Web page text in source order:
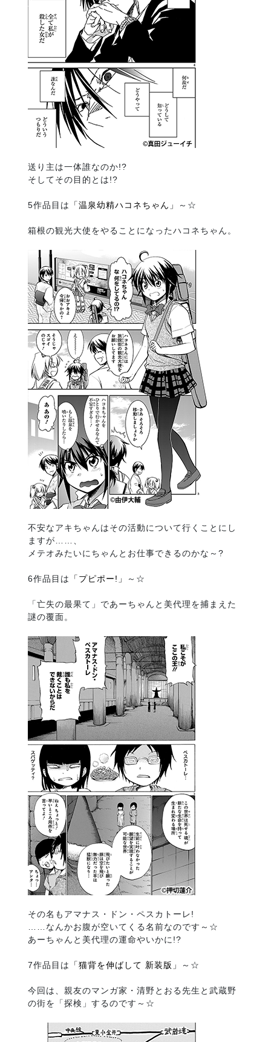
送り主は一体誰なのか!?
そしてその目的とは!?
5作品目は 「温泉幼精ハコネちゃん」 ～☆
箱根の観光大使をやることになったハコネちゃん。
不安なアキちゃんはその活動について行くことにし
ますが……、
メテオみたいにちゃんとお仕事できるのかな～?
6作品目は 「プピポー!」 ～☆
「亡失の最果て」であーちゃんと美代理を捕まえた
謎の覆面。
その名もアマナス・ドン・ペスカトーレ!
……なんかお腹が空いてくる名前なのです～☆
あーちゃんと美代理の運命やいかに!?
7作品目は 「猫背を伸ばして 新装版」 ～☆
今回は、親友のマンガ家・清野とおる先生と武蔵野
の街を「探検」するのです～☆